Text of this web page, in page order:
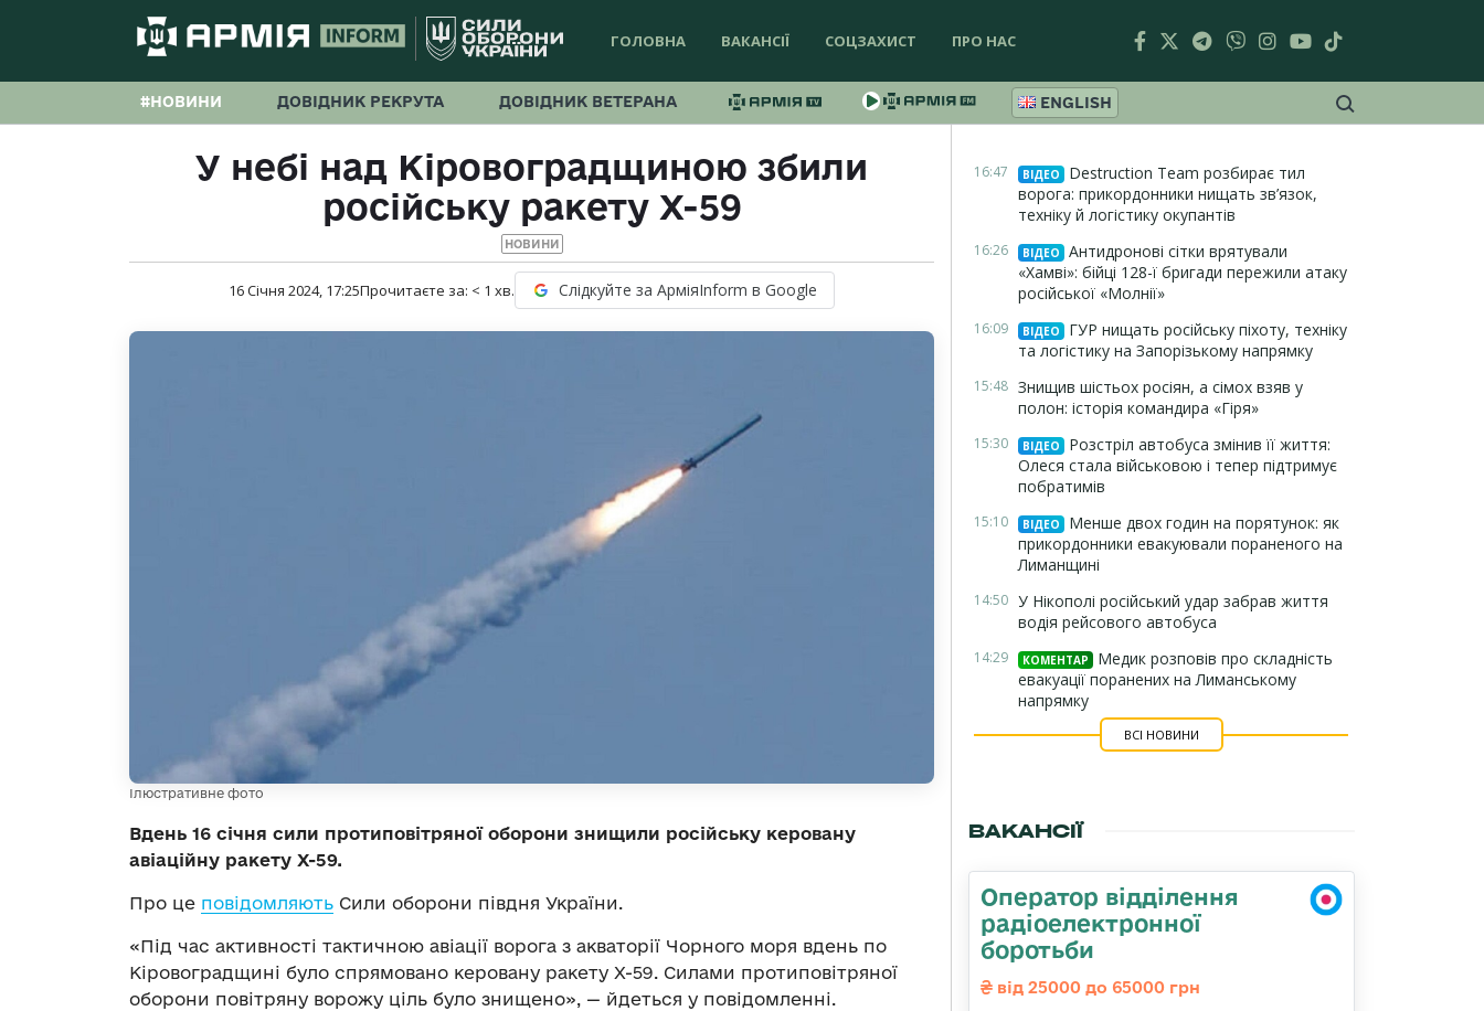
ГОЛОВНА ВАКАНСІЇ СОЦЗАХИСТ ПРО НАС
#НОВИНИ ДОВІДНИК РЕКРУТА ДОВІДНИК ВЕТЕРАНА ENGLISH
У небі над Кіровоградщиною збили
російську ракету Х-59
НОВИНИ
16 Січня 2024, 17:25Прочитаєте за: < 1 хв. Слідкуйте за АрміяInform в Google
Ілюстративне фото
Вдень 16 січня сили протиповітряної оборони знищили російську керовану
авіаційну ракету Х-59.
Про це повідомляють Сили оборони півдня України.
«Під час активності тактичною авіації ворога з акваторії Чорного моря вдень по
Кіровоградщині було спрямовано керовану ракету Х-59. Силами протиповітряної
оборони повітряну ворожу ціль було знищено», — йдеться у повідомленні.
16:47 ВІДЕО
Destruction Team розбирає тил
ворога: прикордонники нищать зв’язок,
техніку й логістику окупантів
16:26 ВІДЕО
Антидронові сітки врятували
«Хамві»: бійці 128-ї бригади пережили атаку
російської «Молнії»
16:09 ВІДЕО
ГУР нищать російську піхоту, техніку
та логістику на Запорізькому напрямку
15:48 Знищив шістьох росіян, а сімох взяв у
полон: історія командира «Гіря»
15:30 ВІДЕО
Розстріл автобуса змінив її життя:
Олеся стала військовою і тепер підтримує
побратимів
15:10 ВІДЕО
Менше двох годин на порятунок: як
прикордонники евакуювали пораненого на
Лиманщині
14:50 У Нікополі російський удар забрав життя
водія рейсового автобуса
14:29 КОМЕНТАР
Медик розповів про складність
евакуації поранених на Лиманському
напрямку
ВСІ НОВИНИ
ВАКАНСІЇ
Оператор відділення
радіоелектронної
боротьби
від 25000 до 65000 грн